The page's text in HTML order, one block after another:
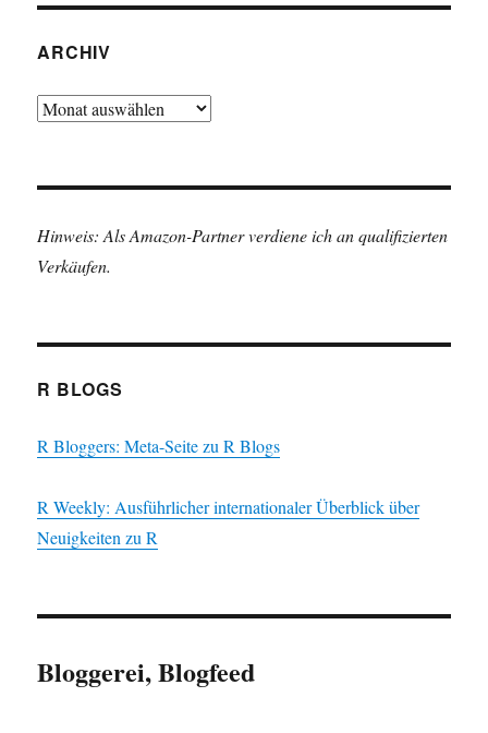
ARCHIV
Archiv
Hinweis: Als Amazon-Partner verdiene ich an qualifizierten
Verkäufen.
R BLOGS
R Bloggers: Meta-Seite zu R Blogs
R Weekly: Ausführlicher internationaler Überblick über
Neuigkeiten zu R
Bloggerei, Blogfeed